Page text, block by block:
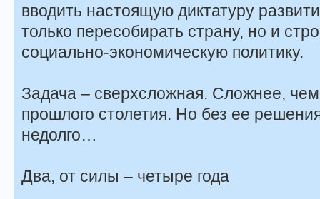
вводить настоящую диктатуру
только пересобирать страну, но и
социально-экономическую политику.
Задача – сверхсложная. Сложнее,
прошлого столетия. Но без ее
недолго…
Два, от силы – четыре года